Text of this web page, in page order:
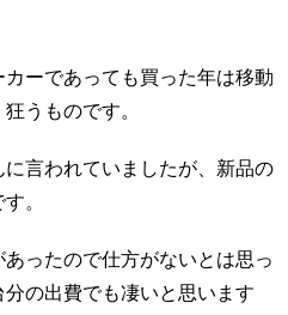
ーであっても買った年は移動
うものです。
言われていましたが、新品の
。
ったので仕方がないとは思っ
の出費でも凄いと思います